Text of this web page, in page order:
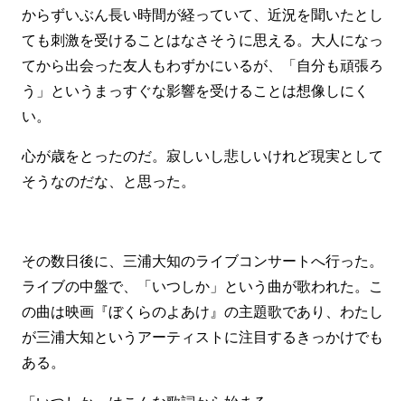
からずいぶん長い時間が経っていて、近況を聞いたとし
ても刺激を受けることはなさそうに思える。大人になっ
てから出会った友人もわずかにいるが、「自分も頑張ろ
う」というまっすぐな影響を受けることは想像しにく
い。
心が歳をとったのだ。寂しいし悲しいけれど現実として
そうなのだな、と思った。
その数日後に、三浦大知のライブコンサートへ行った。
ライブの中盤で、「いつしか」という曲が歌われた。こ
の曲は映画『ぼくらのよあけ』の主題歌であり、わたし
が三浦大知というアーティストに注目するきっかけでも
ある。